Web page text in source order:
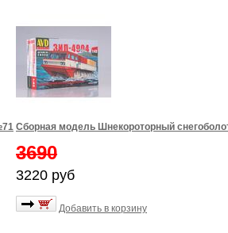
Сборная модель Шнекороторный
3690
3220 руб
Добавить в корзину